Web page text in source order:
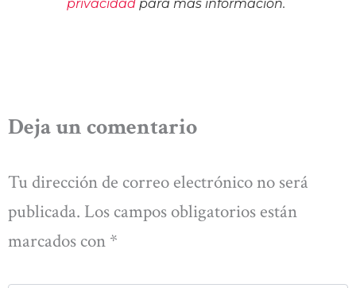
privacidad para más información.
Deja un comentario
Tu dirección de correo electrónico no será
publicada. Los campos obligatorios están
marcados con *